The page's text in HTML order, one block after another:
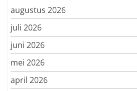
augustus 2026
juli 2026
juni 2026
mei 2026
april 2026